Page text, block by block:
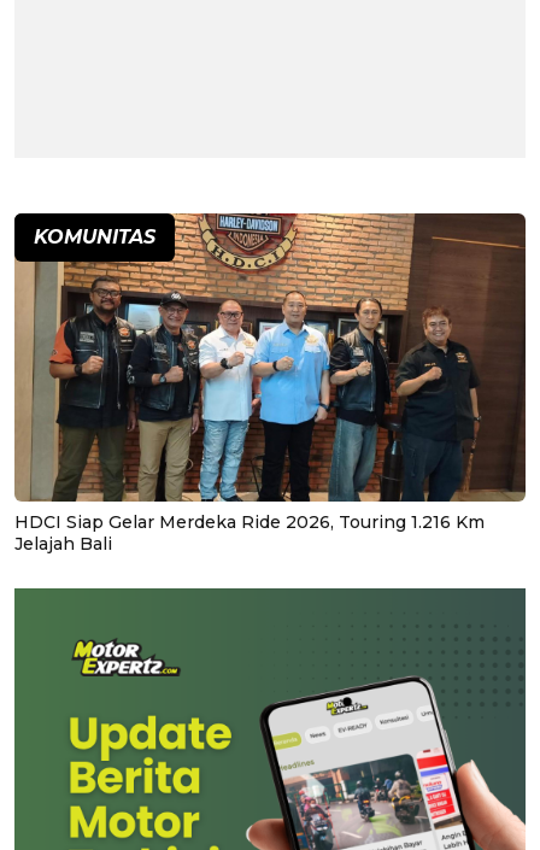
KOMUNITAS
HDCI Siap Gelar Merdeka Ride 2026, Touring 1.216 Km
Jelajah Bali